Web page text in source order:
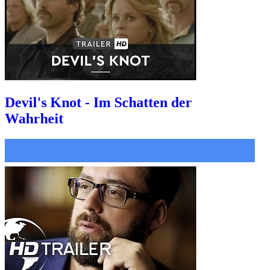
Devil's Knot - Im Schatten der
Wahrheit